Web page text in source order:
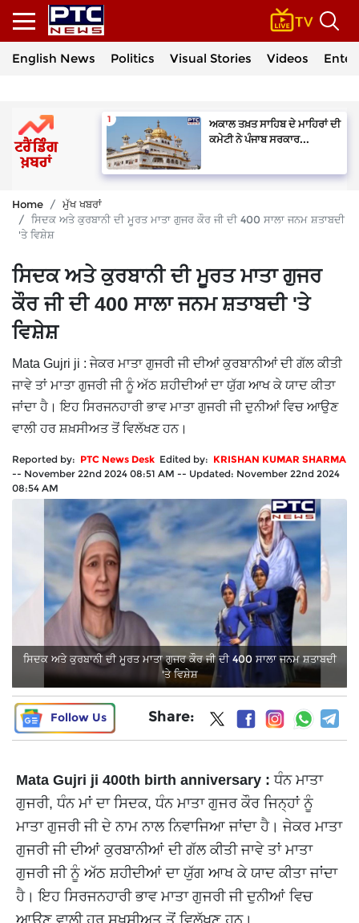
English News Politics Visual Stories Videos
ਅਕਾਲ ਤਖ਼ਤ ਸਾਹਿਬ ਦੇ ਮਾਹਿਰਾਂ ਦੀ
ਕਮੇਟੀ ਨੇ ਪੰਜਾਬ ਸਰਕਾਰ...
Home
ਮੁੱਖ ਖਬਰਾਂ
ਸਿਦਕ ਅਤੇ ਕੁਰਬਾਨੀ ਦੀ ਮੂਰਤ ਮਾਤਾ ਗੁਜਰ ਕੌਰ ਜੀ ਦੀ 400 ਸਾਲਾ ਜਨਮ ਸ਼ਤਾਬਦੀ
'ਤੇ ਵਿਸ਼ੇਸ਼
ਸਿਦਕ ਅਤੇ ਕੁਰਬਾਨੀ ਦੀ ਮੂਰਤ ਮਾਤਾ ਗੁਜਰ
ਕੌਰ ਜੀ ਦੀ 400 ਸਾਲਾ ਜਨਮ ਸ਼ਤਾਬਦੀ 'ਤੇ
ਵਿਸ਼ੇਸ਼
Mata Gujri ji : ਜੇਕਰ ਮਾਤਾ ਗੁਜਰੀ ਜੀ ਦੀਆਂ ਕੁਰਬਾਨੀਆਂ ਦੀ ਗੱਲ ਕੀਤੀ
ਜਾਵੇ ਤਾਂ ਮਾਤਾ ਗੁਜਰੀ ਜੀ ਨੂੰ ਅੱਠ ਸ਼ਹੀਦੀਆਂ ਦਾ ਯੁੱਗ ਆਖ ਕੇ ਯਾਦ ਕੀਤਾ
ਜਾਂਦਾ ਹੈ। ਇਹ ਸਿਰਜਨਹਾਰੀ ਭਾਵ ਮਾਤਾ ਗੁਜਰੀ ਜੀ ਦੁਨੀਆਂ ਵਿਚ ਆਉਣ
ਵਾਲੀ ਹਰ ਸ਼ਖ਼ਸੀਅਤ ਤੋਂ ਵਿਲੱਖਣ ਹਨ।
Reported by: PTC News Desk Edited by: KRISHAN KUMAR SHARMA
-- November 22nd 2024 08:51 AM -- Updated: November 22nd 2024
08:54 AM
ਸਿਦਕ ਅਤੇ ਕੁਰਬਾਨੀ ਦੀ ਮੂਰਤ ਮਾਤਾ ਗੁਜਰ ਕੌਰ ਜੀ ਦੀ 400 ਸਾਲਾ ਜਨਮ ਸ਼ਤਾਬਦੀ
'ਤੇ ਵਿਸ਼ੇਸ਼
Follow Us Share:
Mata Gujri ji 400th birth anniversary :ਧੰਨ ਮਾਤਾ
ਗੁਜਰੀ, ਧੰਨ ਮਾਂ ਦਾ ਸਿਦਕ, ਧੰਨ ਮਾਤਾ ਗੁਜਰ ਕੌਰ ਜਿਨ੍ਹਾਂ ਨੂੰ
ਮਾਤਾ ਗੁਜਰੀ ਜੀ ਦੇ ਨਾਮ ਨਾਲ ਨਿਵਾਜਿਆ ਜਾਂਦਾ ਹੈ। ਜੇਕਰ ਮਾਤਾ
ਗੁਜਰੀ ਜੀ ਦੀਆਂ ਕੁਰਬਾਨੀਆਂ ਦੀ ਗੱਲ ਕੀਤੀ ਜਾਵੇ ਤਾਂ ਮਾਤਾ
ਗੁਜਰੀ ਜੀ ਨੂੰ ਅੱਠ ਸ਼ਹੀਦੀਆਂ ਦਾ ਯੁੱਗ ਆਖ ਕੇ ਯਾਦ ਕੀਤਾ ਜਾਂਦਾ
ਹੈ। ਇਹ ਸਿਰਜਨਹਾਰੀ ਭਾਵ ਮਾਤਾ ਗੁਜਰੀ ਜੀ ਦੁਨੀਆਂ ਵਿਚ